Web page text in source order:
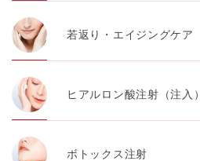
若返り・エイジングケア
ヒアルロン酸注射（注入）
ボトックス注射